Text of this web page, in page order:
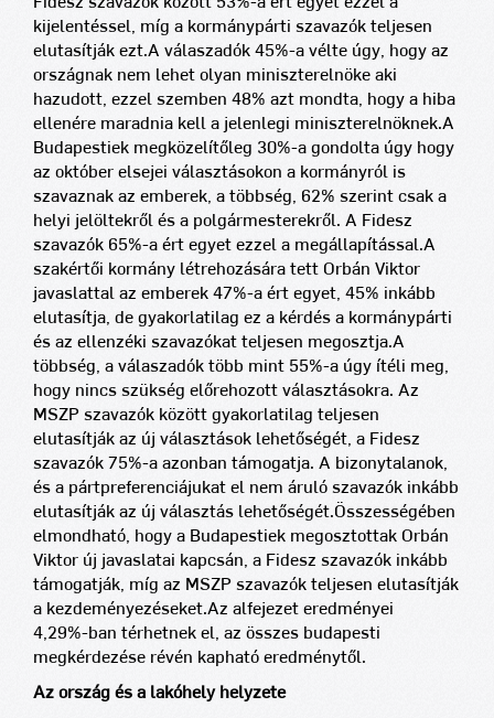
kijelentéssel, míg a kormánypárti szavazók teljesen
elutasítják ezt.A válaszadók 45%-a vélte úgy, hogy az
országnak nem lehet olyan miniszterelnöke aki
hazudott, ezzel szemben 48% azt mondta, hogy a hiba
ellenére maradnia kell a jelenlegi miniszterelnöknek.A
Budapestiek megközelítőleg 30%-a gondolta úgy hogy
az október elsejei választásokon a kormányról is
szavaznak az emberek, a többség, 62% szerint csak a
helyi jelöltekről és a polgármesterekről. A Fidesz
szavazók 65%-a ért egyet ezzel a megállapítással.A
szakértői kormány létrehozására tett Orbán Viktor
javaslattal az emberek 47%-a ért egyet, 45% inkább
elutasítja, de gyakorlatilag ez a kérdés a kormánypárti
és az ellenzéki szavazókat teljesen megosztja.A
többség, a válaszadók több mint 55%-a úgy ítéli meg,
hogy nincs szükség előrehozott választásokra. Az
MSZP szavazók között gyakorlatilag teljesen
elutasítják az új választások lehetőségét, a Fidesz
szavazók 75%-a azonban támogatja. A bizonytalanok,
és a pártpreferenciájukat el nem áruló szavazók inkább
elutasítják az új választás lehetőségét.Összességében
elmondható, hogy a Budapestiek megosztottak Orbán
Viktor új javaslatai kapcsán, a Fidesz szavazók inkább
támogatják, míg az MSZP szavazók teljesen elutasítják
a kezdeményezéseket.Az alfejezet eredményei ±
4,29%-ban térhetnek el, az összes budapesti
megkérdezése révén kapható eredménytől.
Az ország és a lakóhely helyzete